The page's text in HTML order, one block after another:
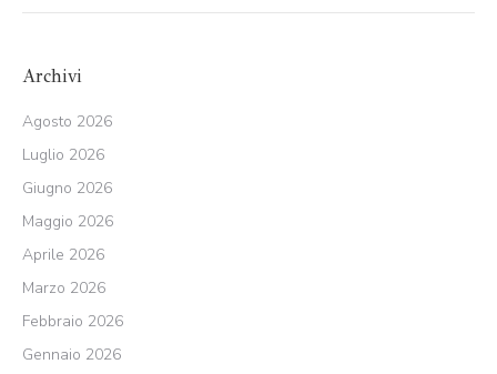
Archivi
Agosto 2026
Luglio 2026
Giugno 2026
Maggio 2026
Aprile 2026
Marzo 2026
Febbraio 2026
Gennaio 2026